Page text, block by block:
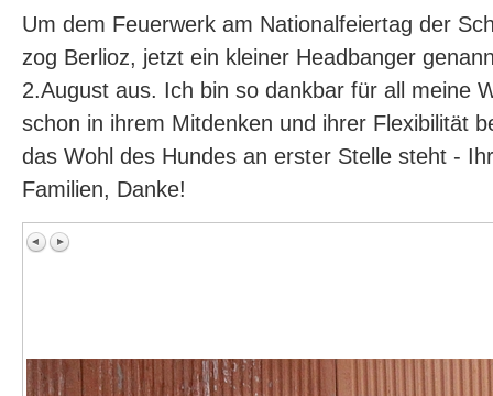
Um dem Feuerwerk am Nationalfeiertag der
zog Berlioz, jetzt ein kleiner Headbanger
2.August aus. Ich bin so dankbar für all meine
schon in ihrem Mitdenken und ihrer Flexibilität
das Wohl des Hundes an erster Stelle steht -
Familien, Danke!